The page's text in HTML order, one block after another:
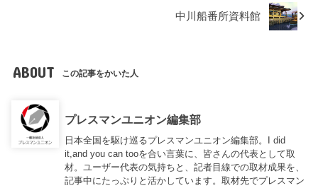
中川船番所資料館
ABOUT この記事をかいた人
プレスマンユニオン編集部
日本全国を駆け巡るプレスマンユニオン編集部。I did
it,and you can tooを合い言葉に、皆さんの代表として取
材。ユーザー代表の気持ちと、記者目線での取材成果を、
記事中にたっぷりと活かしています。取材先でプレスマン